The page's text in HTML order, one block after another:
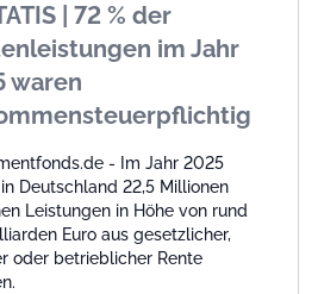
| 72 % der
im Jahr
waren
- Im Jahr 2025
Deutschland 22,5 Millionen
Leistungen in Höhe von rund
Euro aus gesetzlicher,
oder betrieblicher Rente